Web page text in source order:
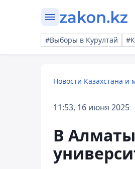
#Выборы в Курултай
Новости Казахстана и
11:53, 16 июня 2025
В